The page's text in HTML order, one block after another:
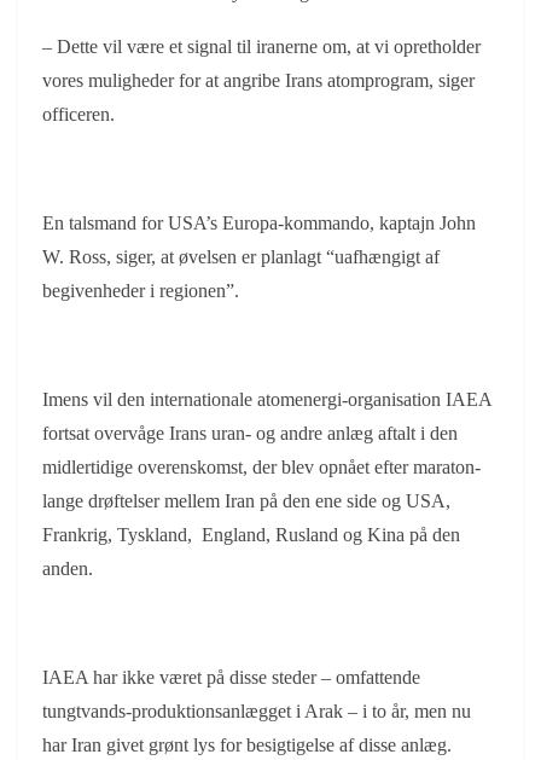
– Dette vil være et signal til iranerne om, at vi opretholder
vores muligheder for at angribe Irans atomprogram, siger
officeren.
En talsmand for USA’s Europa-kommando, kaptajn John
W. Ross, siger, at øvelsen er planlagt “uafhængigt af
begivenheder i regionen”.
Imens vil den internationale atomenergi-organisation IAEA
fortsat overvåge Irans uran- og andre anlæg aftalt i den
midlertidige overenskomst, der blev opnået efter maraton-
lange drøftelser mellem Iran på den ene side og USA,
Frankrig, Tyskland, England, Rusland og Kina på den
anden.
IAEA har ikke været på disse steder – omfattende
tungtvands-produktionsanlægget i Arak – i to år, men nu
har Iran givet grønt lys for besigtigelse af disse anlæg.